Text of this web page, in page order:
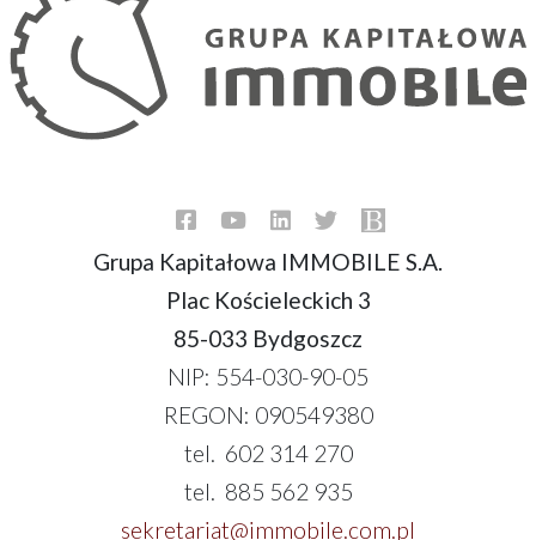
Grupa Kapitałowa IMMOBILE S.A.
Plac Kościeleckich 3
85-033 Bydgoszcz
NIP: 554-030-90-05
REGON: 090549380
tel. 602 314 270
tel. 885 562 935
sekretariat@immobile.com.pl